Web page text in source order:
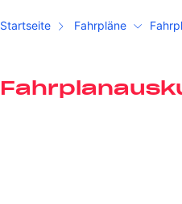
Startseite Fahrpläne